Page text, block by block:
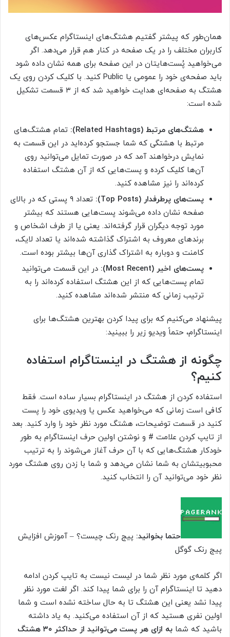
همان‌طور که پیشتر گفتیم هشتگ‌های اینستاگرام عکس‌های
کاربران مختلف را در یک صفحه در کنار هم قرار می‌دهد. اگر
می‌خواهید پُست‌هایتان در این صفحه برای همه نشان داده شود
باید صفحه‌ی خود را عمومی یا Public کنید. با کلیک کردن روی یک
هشتگ به صفحه‌ای هدایت خواهید شد که از ۳ قسمت تشکیل
شده است:
هشتگ‌های مرتبط (Related Hashtags):
تمام هشتگ‌های
مرتبط با هشتگی که شما جستجو کرده‌اید در این قسمت به
نمایش درخواهند آمد که در صورت تمایل می‌توانید روی
آن‌ها کلیک کرده و پست‌هایی که از آن هشتگ استفاده
کرده‌اند را نیز مشاهده کنید.
پست‌های پرطرفدار (Top Posts):
تعداد ۹ پستی که در بالای
صفحه نشان داده می‌شوند پست‌هایی هستند که بیشتر
مورد توجه دیگران قرار گرفته‌اند. یعنی یا از طرف اشخاص و
برندهای معروف به اشتراک گذاشته شده‌اند یا تعداد لایک،
کامنت و دوباره به اشتراک گذاری آن‌ها بیشتر بوده است.
پست‌های اخیر (Most Recent):
در این قسمت می‌توانید
تمام پست‌هایی که از این هشتگ استفاده کرده‌اند را به
ترتیب زمانی که منتشر شده‌اند مشاهده کنید.
پیشنهاد می‌کنیم که برای پیدا کردن بهترین هشتگ‌ها برای
اینستاگرام، حتماً ویدیو زیر را ببینید:
چگونه از هشتگ در اینستاگرام استفاده
کنیم؟
استفاده کردن از هشتگ در اینستاگرام بسیار ساده است. فقط
کافی است زمانی که می‌خواهید عکس یا ویدیوی خود را پست
کنید در قسمت توضیحات، هشتگ مورد نظر خود را وارد کنید. بعد
از تایپ کردن علامت # و نوشتن اولین حرف اینستاگرام به طور
خودکار هشتگ‌هایی که با آن حرف آغاز می‌شوند را به ترتیب
محبوبیتشان به شما نشان می‌دهد و شما با زدن روی هشتگ مورد
نظر خود می‌توانید آن را انتخاب کنید.
حتما بخوانید: پیج رنک چیست؟ – آموزش افزایش
پیج رنک گوگل
اگر کلمه‌ی مورد نظر شما در لیست نیست به تایپ کردن ادامه
دهید تا اینستاگرام آن را برای شما پیدا کند. اگر لغت مورد نظر
پیدا نشد یعنی این هشتگ تا به حال ساخته نشده است و شما
اولین نفری هستید که از آن استفاده می‌کنید. به یاد داشته
باشید که شما
به ازای هر پست می‌توانید از حداکثر ۳۰ هشتگ